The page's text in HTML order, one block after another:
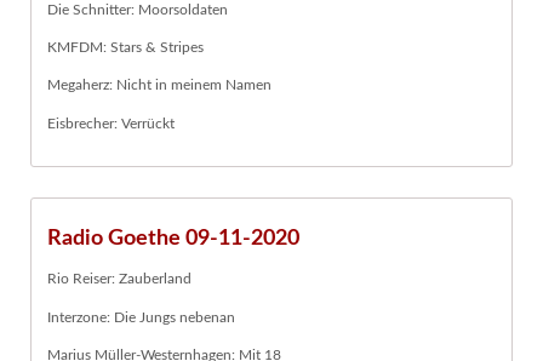
Die Schnitter: Moorsoldaten
KMFDM: Stars & Stripes
Megaherz: Nicht in meinem Namen
Eisbrecher: Verrückt
Radio Goethe 09-11-2020
Rio Reiser: Zauberland
Interzone: Die Jungs nebenan
Marius Müller-Westernhagen: Mit 18